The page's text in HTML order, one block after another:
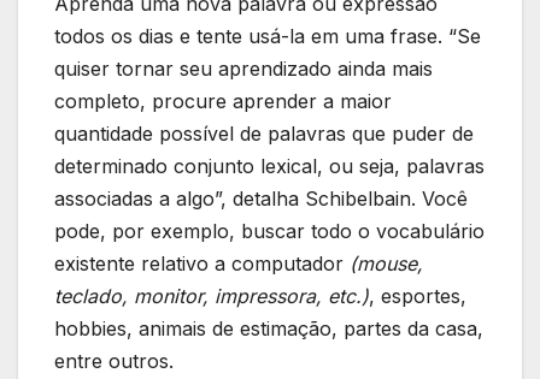
todos os dias e tente usá-la em uma frase. “Se
quiser tornar seu aprendizado ainda mais
completo, procure aprender a maior
quantidade possível de palavras que puder de
determinado conjunto lexical, ou seja, palavras
associadas a algo”, detalha Schibelbain. Você
pode, por exemplo, buscar todo o vocabulário
existente relativo a computador (mouse,
teclado, monitor, impressora, etc.), esportes,
hobbies, animais de estimação, partes da casa,
entre outros.